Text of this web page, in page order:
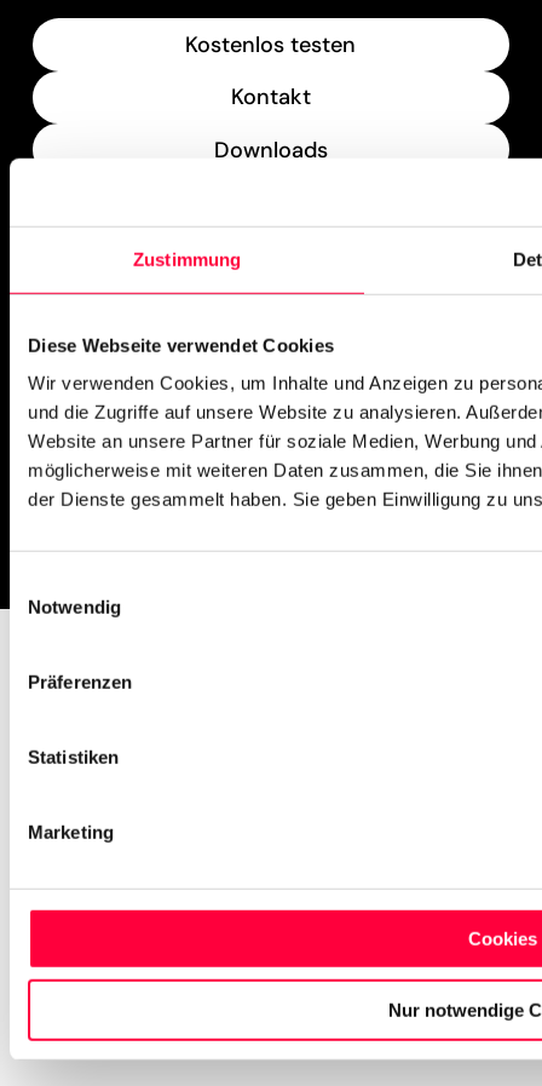
Zustimmung
Diese Webseite verwendet Cookies
Wir verwenden Cookies, um Inhalte und Anzeigen zu
und die Zugriffe auf unsere Website zu analysieren.
Website an unsere Partner für soziale Medien, Werbung
möglicherweise mit weiteren Daten zusammen, die Sie
der Dienste gesammelt haben. Sie geben Einwilligung zu
Notwendig
Präferenzen
Statistiken
Marketing
Cookies
Nur notwendige
Kostenlos testen
Kontakt
Downloads
PASCOM Service Monitor
ImpressumMissbrauch meldenAGBDatenschutz